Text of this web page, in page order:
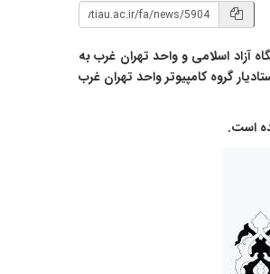
آزاد اسلامی و واحد تهران غرب به
گروه کامپیوتر واحد تهران غرب